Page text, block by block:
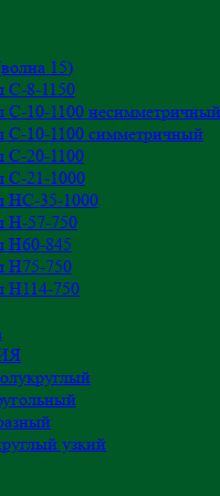
15)
С-8-1150
С-10-1100 несимметричный
С-10-1100 симметричный
С-20-1100
С-21-1000
НС-35-1000
H-57-750
Н60-845
Н75-750
Н114-750
узкий